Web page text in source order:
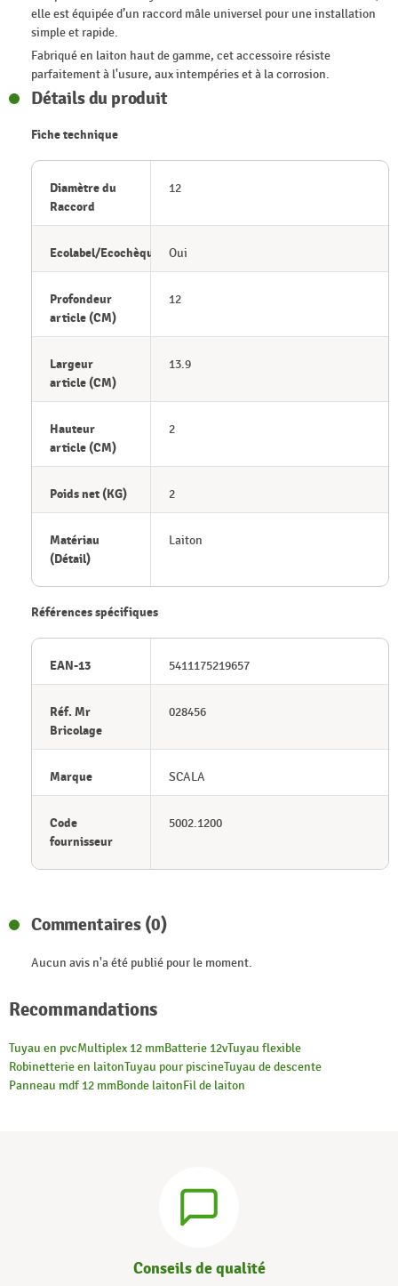
elle est équipée d’un raccord mâle universel pour une installation
simple et rapide.
Fabriqué en laiton haut de gamme, cet accessoire résiste
parfaitement à l'usure, aux intempéries et à la corrosion.
Détails du produit
Fiche technique
Diamètre du
Raccord
12
Ecolabel/Ecochèque Oui
Profondeur
article (CM)
12
Largeur
article (CM)
13.9
Hauteur
article (CM)
2
Poids net (KG) 2
Matériau
(Détail)
Laiton
Références spécifiques
EAN-13 5411175219657
Réf. Mr
Bricolage
028456
Marque SCALA
Code
fournisseur
5002.1200
Commentaires (0)
Aucun avis n'a été publié pour le moment.
Recommandations
Tuyau en pvcMultiplex 12 mmBatterie 12vTuyau flexible
Robinetterie en laitonTuyau pour piscineTuyau de descente
Panneau mdf 12 mmBonde laitonFil de laiton
Conseils de qualité